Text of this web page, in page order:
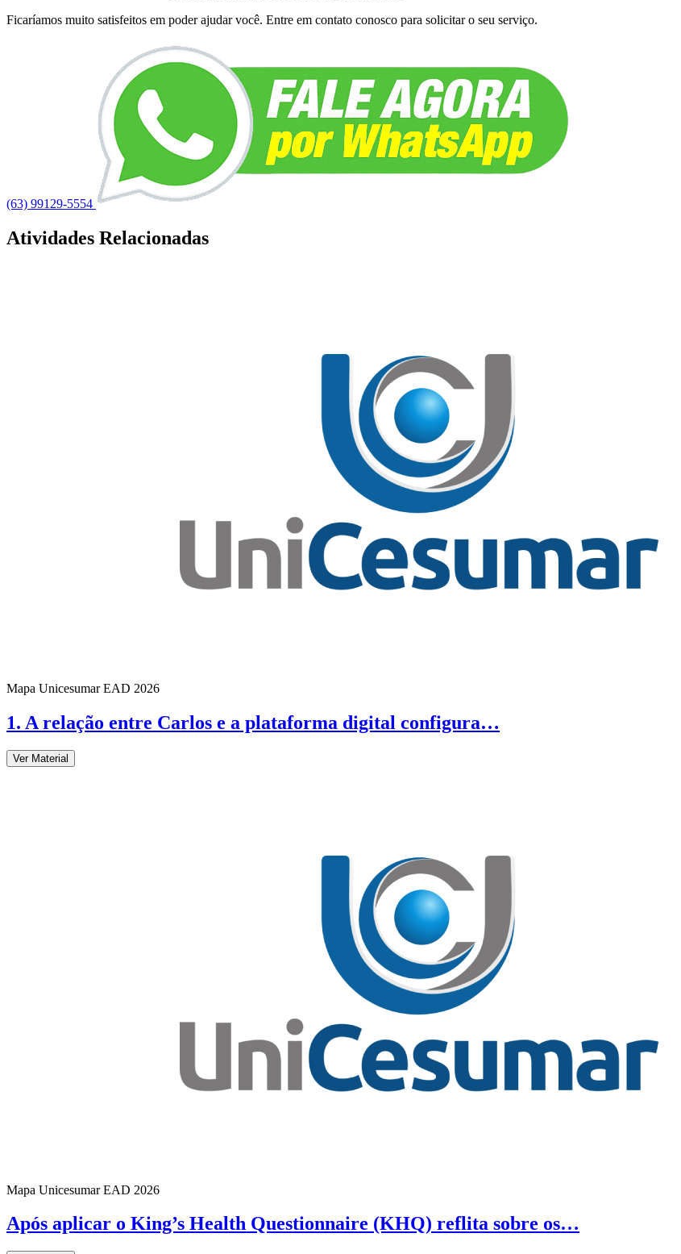
Ficaríamos muito satisfeitos em poder ajudar você. Entre em contato conosco para solicitar o seu serviço.
(63) 99129-5554
Atividades Relacionadas
Mapa Unicesumar EAD 2026
1. A relação entre Carlos e a plataforma digital configura…
Ver Material
Mapa Unicesumar EAD 2026
Após aplicar o King’s Health Questionnaire (KHQ) reflita sobre os…